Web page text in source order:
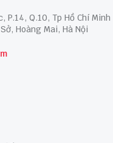
P.14, Q.10, Tp Hồ Chí Minh
Hoàng Mai, Hà Nội